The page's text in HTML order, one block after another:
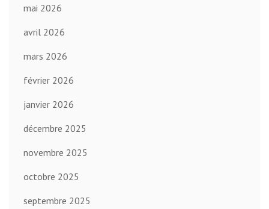
mai 2026
avril 2026
mars 2026
février 2026
janvier 2026
décembre 2025
novembre 2025
octobre 2025
septembre 2025